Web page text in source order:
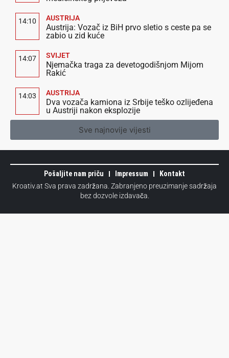
14:10 AUSTRIJA
Austrija: Vozač iz BiH prvo sletio s ceste pa se
zabio u zid kuće
14:07 SVIJET
Njemačka traga za devetogodišnjom Mijom
Rakić
14:03 AUSTRIJA
Dva vozača kamiona iz Srbije teško ozlijeđena
u Austriji nakon eksplozije
Sve najnovije vijesti
Pošaljite nam priču Impressum
Kontakt
Kroativ.at Sva prava zadržana. Zabranjeno preuzimanje sadržaja
bez dozvole izdavača.